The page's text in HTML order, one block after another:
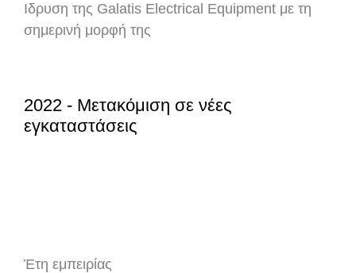
Ιδρυση της Galatis Electrical Equipment με τη
σημερινή μορφή της
2022 - Μετακόμιση σε νέες
εγκαταστάσεις
Έτη εμπειρίας